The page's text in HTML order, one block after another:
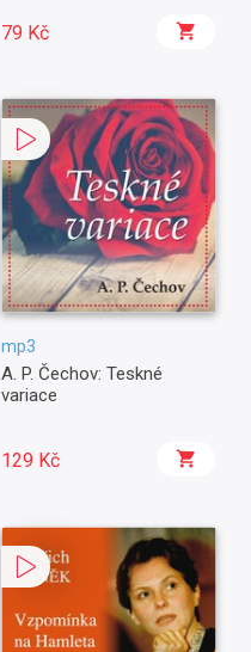
79 Kč
mp3
A. P. Čechov: Teskné
variace
129 Kč